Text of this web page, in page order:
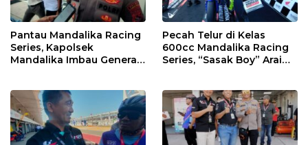
Pantau Mandalika Racing
Series, Kapolsek
Mandalika Imbau Generasi
Pecah Telur di Kelas
600cc Mandalika Racing
Series, “Sasak Boy” Arai